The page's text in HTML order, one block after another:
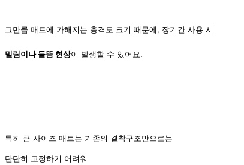
그만큼 매트에 가해지는 충격도 크기 때문에, 장기간 사용 시
밀림이나 들뜸 현상이 발생할 수 있어요.
특히 큰 사이즈 매트는 기존의 결착구조만으로는
단단히 고정하기 어려워